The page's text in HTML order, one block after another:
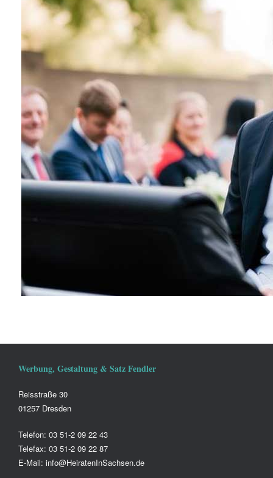
Werbung, Gestaltung & Satz Fendler
Reisstraße 30
01257 Dresden
Telefon: 03 51-2 09 22 43
Telefax: 03 51-2 09 22 87
E-Mail: info@HeiratenInSachsen.de